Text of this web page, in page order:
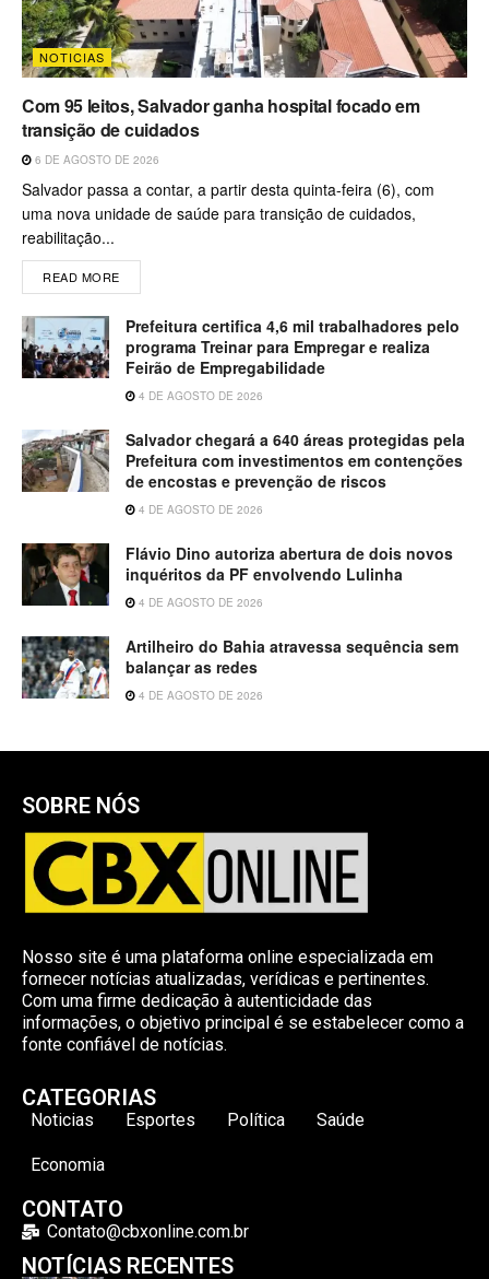
NOTICIAS
Com 95 leitos, Salvador ganha hospital focado em
transição de cuidados
6 DE AGOSTO DE 2026
Salvador passa a contar, a partir desta quinta-feira (6), com
uma nova unidade de saúde para transição de cuidados,
reabilitação...
READ MORE
Prefeitura certifica 4,6 mil trabalhadores pelo
programa Treinar para Empregar e realiza
Feirão de Empregabilidade
4 DE AGOSTO DE 2026
Salvador chegará a 640 áreas protegidas pela
Prefeitura com investimentos em contenções
de encostas e prevenção de riscos
4 DE AGOSTO DE 2026
Flávio Dino autoriza abertura de dois novos
inquéritos da PF envolvendo Lulinha
4 DE AGOSTO DE 2026
Artilheiro do Bahia atravessa sequência sem
balançar as redes
4 DE AGOSTO DE 2026
SOBRE NÓS
Nosso site é uma plataforma online especializada em
fornecer notícias atualizadas, verídicas e pertinentes.
Com uma firme dedicação à autenticidade das
informações, o objetivo principal é se estabelecer como a
fonte confiável de notícias.
CATEGORIAS
Noticias Esportes Política Saúde
Economia
CONTATO
Contato@cbxonline.com.br
NOTÍCIAS RECENTES